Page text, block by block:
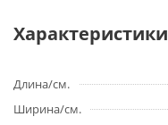
Характеристики
Длина/см.
Ширина/см.